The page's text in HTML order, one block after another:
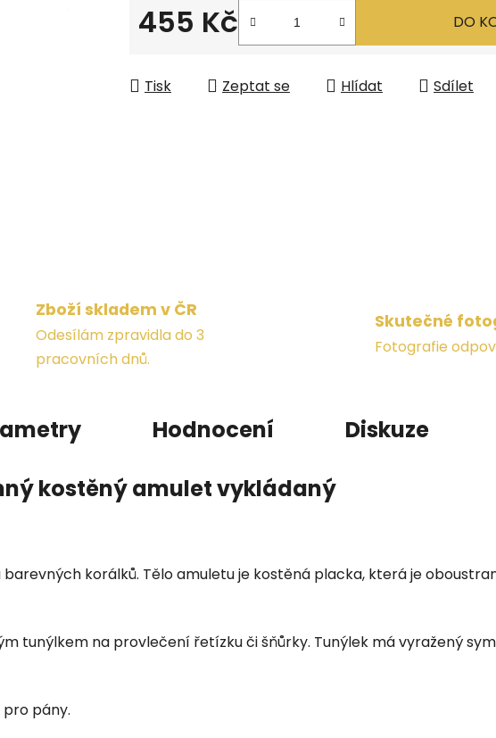
455 Kč DO
Tisk Zeptat se Hlídat Sdílet
Zboží skladem v ČR
Odesílám zpravidla do 3
pracovních dnů.
Skutečné
Fotografie
Hodnocení
Diskuze
kostěný amulet vykládaný
korálků. Tělo amuletu je kostěná placka, která je
tunýlkem na provlečení řetízku či šňůrky. Tunýlek má vyražený
pány.